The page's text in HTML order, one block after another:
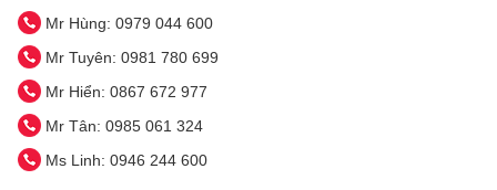
Mr Hùng: 0979 044 600
Mr Tuyên: 0981 780 699
Mr Hiển: 0867 672 977
Mr Tân: 0985 061 324
Ms Linh: 0946 244 600